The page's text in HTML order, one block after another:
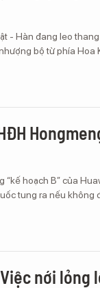
- Hàn đang leo
bộ từ phía Hoa
hoạch B” của
tung ra nếu không
nới lỏng